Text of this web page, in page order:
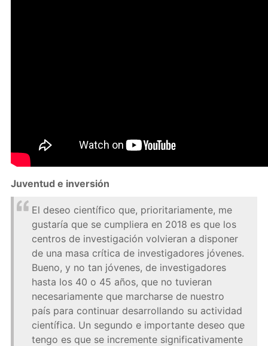
Juventud e inversión
El deseo científico que, prioritariamente, me
gustaría que se cumpliera en 2018 es que los
centros de investigación volvieran a disponer
de una masa crítica de investigadores jóvenes.
Bueno, y no tan jóvenes, de investigadores
hasta los 40 o 45 años, que no tuvieran
necesariamente que marcharse de nuestro
país para continuar desarrollando su actividad
científica. Un segundo e importante deseo que
tengo es que se incremente significativamente